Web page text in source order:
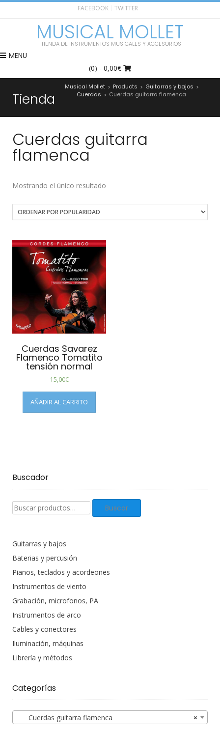
FACEBOOK TWITTER
MUSICAL MOLLET
TIENDA DE INSTRUMENTOS MUSICALES Y ACCESORIOS
MENU
(0) - 0,00€
Tienda
Musical Mollet > Products > Guitarras y bajos >
Cuerdas > Cuerdas guitarra flamenca
Cuerdas guitarra
flamenca
Mostrando el único resultado
Cuerdas Savarez
Flamenco Tomatito
tensión normal
15,00€
AÑADIR AL CARRITO
Buscador
Buscar
productos:
Buscar
Guitarras y bajos
Baterias y percusión
Pianos, teclados y acordeones
Instrumentos de viento
Grabación, microfonos, PA
Instrumentos de arco
Cables y conectores
Iluminación, máquinas
Librería y métodos
Categorías
×
Cuerdas guitarra flamenca